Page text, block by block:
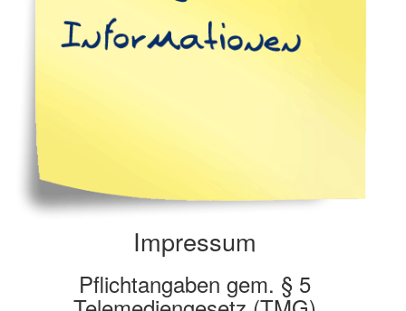
Impressum
Pflichtangaben gem. § 5